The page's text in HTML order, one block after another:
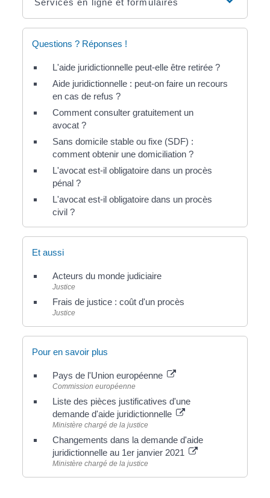
Questions ? Réponses !
L'aide juridictionnelle peut-elle être retirée ?
Aide juridictionnelle : peut-on faire un recours
en cas de refus ?
Comment consulter gratuitement un
avocat ?
Sans domicile stable ou fixe (SDF) :
comment obtenir une domiciliation ?
L'avocat est-il obligatoire dans un procès
pénal ?
L'avocat est-il obligatoire dans un procès
civil ?
Et aussi
Acteurs du monde judiciaire
Justice
Frais de justice : coût d'un procès
Justice
Pour en savoir plus
Pays de l'Union européenne
Commission européenne
Liste des pièces justificatives d'une
demande d'aide juridictionnelle
Ministère chargé de la justice
Changements dans la demande d'aide
juridictionnelle au 1er janvier 2021
Ministère chargé de la justice